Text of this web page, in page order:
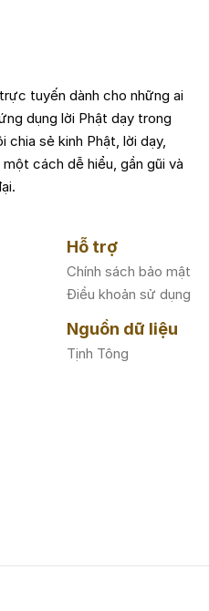
tuyến dành cho những ai
dụng lời Phật dạy trong
chia sẻ kinh Phật, lời dạy,
cách dễ hiểu, gần gũi và
Hỗ trợ
Chính sách bảo mật
Điều khoản sử dụng
Nguồn dữ liệu
Tịnh Tông